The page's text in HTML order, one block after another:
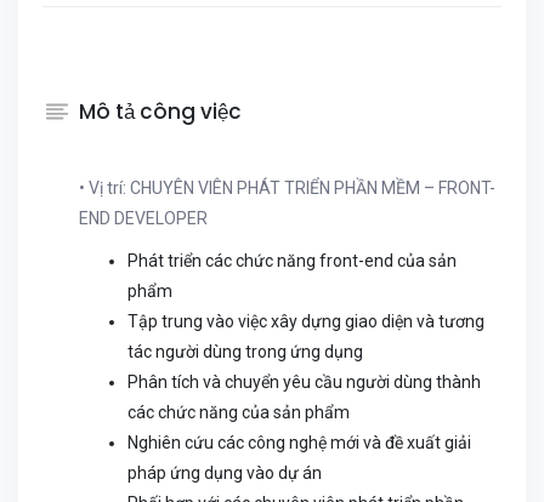
Mô tả công việc
• Vị trí: CHUYÊN VIÊN PHÁT TRIỂN PHẦN MỀM – FRONT-
END DEVELOPER
Phát triển các chức năng front-end của sản
phẩm
Tập trung vào việc xây dựng giao diện và tương
tác người dùng trong ứng dụng
Phân tích và chuyển yêu cầu người dùng thành
các chức năng của sản phẩm
Nghiên cứu các công nghệ mới và đề xuất giải
pháp ứng dụng vào dự án